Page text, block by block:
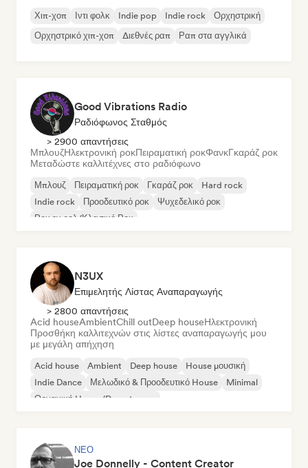
Χιπ-χοπ Ιντι φολκ Indie pop Indie rock
Ορχηστρική
Ορχηστρικό χιπ-χοπ
Διεθνές ραπ Ραπ στα αγγλικά
Good Vibrations Radio
Ραδιόφωνος Σταθμός
> 2900 απαντήσεις
ΜπλουζΗλεκτρονική ροκΠειραματική ροκΦανκΓκαράζ ροκ
Μεταδώστε καλλιτέχνες στο ραδιόφωνο
Μπλουζ Πειραματική ροκ Γκαράζ ροκ
Hard rock
Indie rock
Προοδευτικό ροκ
Ψυχεδελικό ροκ
Ροκ εν ρολ/Κλασικό Ροκ
N3UX
Επιμελητής Λίστας Αναπαραγωγής
> 2800 απαντήσεις
Acid houseAmbientChill outDeep houseΗλεκτρονική
Προσθήκη καλλιτεχνών στις λίστες αναπαραγωγής μου
με μεγάλη απήχηση
Acid house Ambient Deep house
House μουσική
Indie Dance
Μελωδικό & Προοδευτικό House
Minimal
Οργανική House/Downtempo
ΝΈΟ
Joe Donnelly - Content Creator